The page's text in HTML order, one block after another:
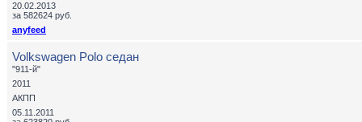
20.02.2013
за 582624 руб.
anyfeed
Volkswagen Polo седан
"911-й"
2011
АКПП
05.11.2011